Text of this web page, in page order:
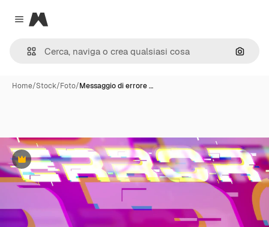
Close menu
Magnific
Cerca
Home/Stock/Foto/Messaggio di errore …
Premium